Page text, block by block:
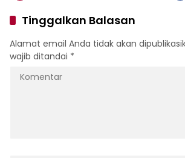
Tinggalkan Balasan
Alamat email Anda tidak akan
wajib ditandai *